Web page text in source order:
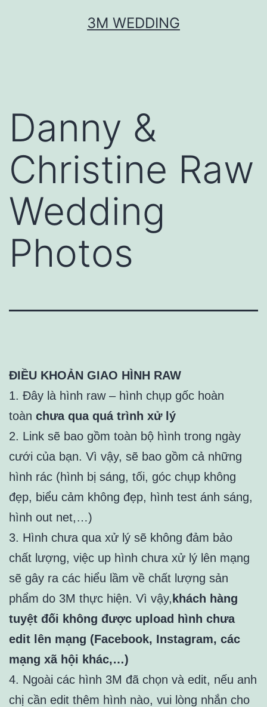
3M WEDDING
Danny &
Christine Raw
Wedding
Photos
ĐIỀU KHOẢN GIAO HÌNH RAW
1. Đây là hình raw – hình chụp gốc hoàn
toàn chưa qua quá trình xử lý
2. Link sẽ bao gồm toàn bộ hình trong ngày
cưới của bạn. Vì vậy, sẽ bao gồm cả những
hình rác (hình bị sáng, tối, góc chụp không
đẹp, biểu cảm không đẹp, hình test ánh sáng,
hình out net,…)
3. Hình chưa qua xử lý sẽ không đảm bảo
chất lượng, việc up hình chưa xử lý lên mạng
sẽ gây ra các hiểu lầm về chất lượng sản
phẩm do 3M thực hiện. Vì vậy,khách hàng
tuyệt đối không được upload hình chưa
edit lên mạng (Facebook, Instagram, các
mạng xã hội khác,…)
4. Ngoài các hình 3M đã chọn và edit, nếu anh
chị cần edit thêm hình nào, vui lòng nhắn cho